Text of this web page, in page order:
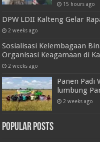
15 hours ago
DPW LDII Kalteng Gelar
2 weeks ago
Sosialisasi Kelembagaan
Organisasi Keagamaan di
2 weeks ago
Panen Padi
lumbung
2 weeks ago
Popular Posts